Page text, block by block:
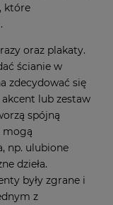
które
oraz plakaty.
ścianie w
zdecydować się
lub zestaw
spójną
mogą
np. ulubione
dzieła.
były zgrane i
z